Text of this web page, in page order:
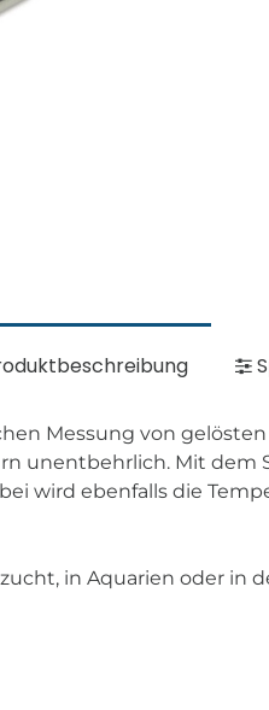
Messung von
unentbehrlich. Mit
wird ebenfalls die
in Aquarien oder